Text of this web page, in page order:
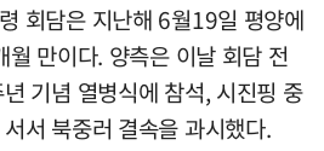
회담은 지난해 6월19일 평양에
만이다. 양측은 이날 회담 전
기념 열병식에 참석, 시진핑 중
서 북중러 결속을 과시했다.